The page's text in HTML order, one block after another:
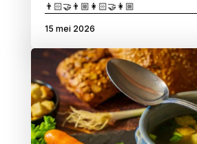
👨🏻‍🤝‍👨🏼👩🏻‍🤝‍👩🏼
15 mei 2026